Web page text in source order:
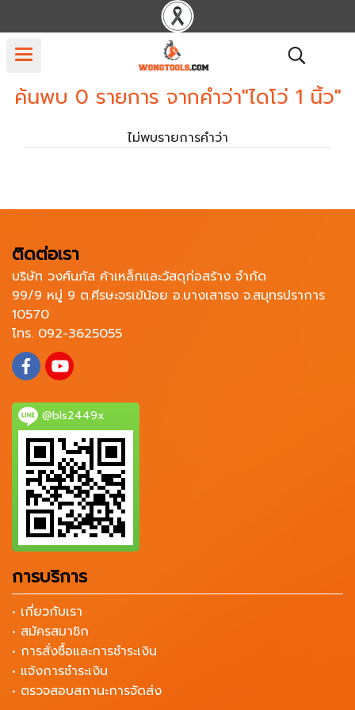
ค้นพบ 0 รายการ จากคำว่า"ไดโว่ 1 นิ้ว"
ไม่พบรายการคำว่า
ติดต่อเรา
บริษัท วงศ์นภัส ค้าเหล็กและวัสดุก่อสร้าง จำกัด
99/9 หมู่ 9 ต.ศีรษะจรเข้น้อย อ.บางเสาธง จ.สมุทรปราการ
10570
โทร. 092-3625055
@bls2449x
การบริการ
• เกี่ยวกับเรา
• สมัครสมาชิก
• การสั่งซื้อและการชำระเงิน
• แจ้งการชำระเงิน
• ตรวจสอบสถานะการจัดส่ง